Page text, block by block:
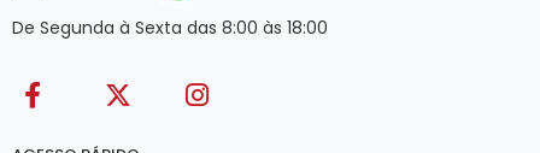
De Segunda à Sexta das 8:00 às 18:00